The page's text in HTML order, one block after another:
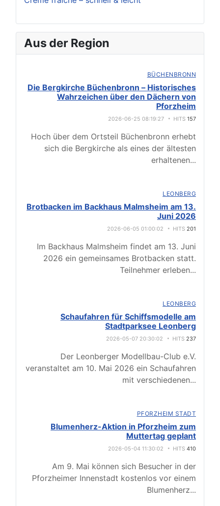
Aus der Region
BÜCHENBRONN
Die Bergkirche Büchenbronn – Historisches
Wahrzeichen über den Dächern von
Pforzheim
2026-06-25 08:19:27 HITS 157
Hoch über dem Ortsteil Büchenbronn erhebt
sich die Bergkirche als eines der ältesten
erhaltenen...
LEONBERG
Brotbacken im Backhaus Malmsheim am 13.
Juni 2026
2026-06-05 01:00:02 HITS 201
Im Backhaus Malmsheim findet am 13. Juni
2026 ein gemeinsames Brotbacken statt.
Teilnehmer erleben...
LEONBERG
Schaufahren für Schiffsmodelle am
Stadtparksee Leonberg
2026-05-07 20:30:02 HITS 237
Der Leonberger Modellbau-Club e.V.
veranstaltet am 10. Mai 2026 ein Schaufahren
mit verschiedenen...
PFORZHEIM STADT
Blumenherz-Aktion in Pforzheim zum
Muttertag geplant
2026-05-04 11:30:02 HITS 410
Am 9. Mai können sich Besucher in der
Pforzheimer Innenstadt kostenlos vor einem
Blumenherz...